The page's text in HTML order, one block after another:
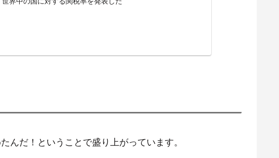
だ！ということで盛り上がっています。